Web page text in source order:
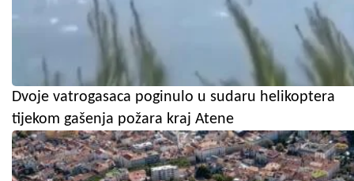
Dvoje vatrogasaca poginulo u sudaru helikoptera
tijekom gašenja požara kraj Atene